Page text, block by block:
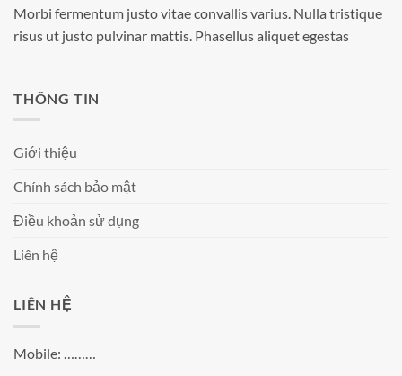
Morbi fermentum justo vitae convallis varius. Nulla tristique
risus ut justo pulvinar mattis. Phasellus aliquet egestas
THÔNG TIN
Giới thiệu
Chính sách bảo mật
Điều khoản sử dụng
Liên hệ
LIÊN HỆ
Mobile: ………